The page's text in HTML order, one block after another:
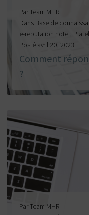
ParTeam MHR
Dans Base de
e-reputation hotel,
Posté avril 20, 2023
Comment
?
LIRE LA SUITE
ParTeam MHR